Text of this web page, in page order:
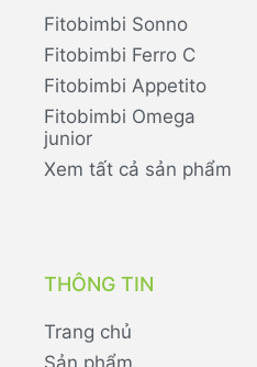
Fitobimbi Sonno
Fitobimbi Ferro C
Fitobimbi Appetito
Fitobimbi Omega
junior
Xem tất cả sản phẩm
THÔNG TIN
Trang chủ